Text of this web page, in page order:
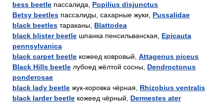
bess beetle пассалида, Popilius disjunctus
Betsy beetles пассалиды, сахарные жуки, Pussalidae
black beetles тараканы, Blattodea
black blister beetle шпанка пенсильванская, Epicauta
pennsylvanica
black carpet beetle кожеед ковровый, Attagenus piceus
Black Hills beetle лубоед жёлтой сосны, Dendroctonus
ponderosae
black lady beetle жук-коровка чёрная, Rhizobius ventralis
black larder beetle кожеед чёрный, Dermestes ater